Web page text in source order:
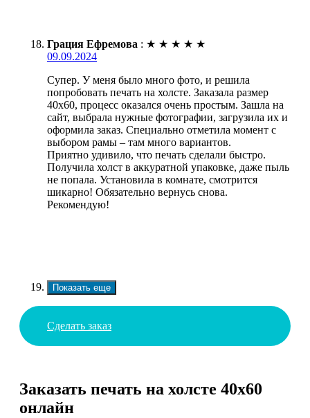
Грация Ефремова : ★ ★ ★ ★ ★
09.09.2024
Супер. У меня было много фото, и решила
попробовать печать на холсте. Заказала размер
40х60, процесс оказался очень простым. Зашла на
сайт, выбрала нужные фотографии, загрузила их и
оформила заказ. Специально отметила момент с
выбором рамы – там много вариантов.
Приятно удивило, что печать сделали быстро.
Получила холст в аккуратной упаковке, даже пыль
не попала. Установила в комнате, смотрится
шикарно! Обязательно вернусь снова.
Рекомендую!
Показать еще
Сделать заказ
Заказать печать на холсте 40х60
онлайн